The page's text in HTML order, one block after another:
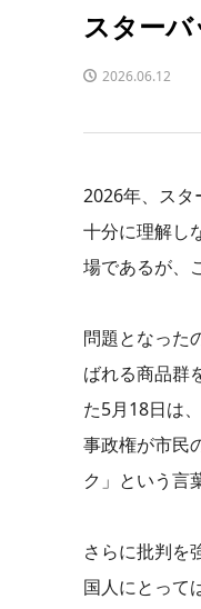
スター
2026.06.12
2026年、スタ
十分に理解し
場であるが、
問題となった
ばれる商品群
た5月18日は
事政権が市民
ク」という言
さらに批判を
国人にとって